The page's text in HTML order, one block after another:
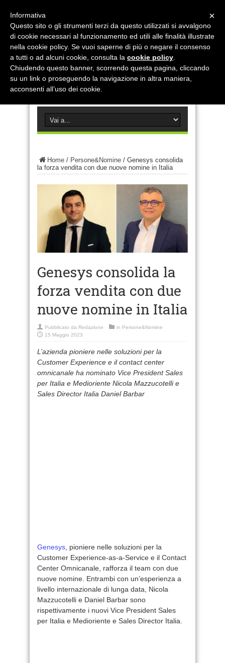
Home / Persone&Nomine / Genesys consolida
la forza vendita con due nuove nomine in Italia
Genesys consolida la
forza vendita con due
nuove nomine in Italia
Pubblicato da Redazione in Persone&Nomine
15 Maggio 2023
L’azienda pioniere nelle soluzioni per la
Customer Experience e il contact center
omnicanale ha nominato Vice President Sales
per Italia e Medioriente Nicola Mazzucotelli e
Sales Director Italia Daniel Barbar
Genesys , pioniere nelle soluzioni per la
Customer Experience-as-a-Service e il Contact
Center Omnicanale, rafforza il team con due
nuove nomine. Entrambi con un’esperienza a
livello internazionale di lunga data, Nicola
Mazzucotelli e Daniel Barbar sono
rispettivamente i nuovi Vice President Sales
per Italia e Medioriente e Sales Director Italia.
×
Informativa
Questo sito o gli strumenti terzi da questo utilizzati si avvalgono
di cookie necessari al funzionamento ed utili alle finalità illustrate
nella cookie policy. Se vuoi saperne di più o negare il consenso
a tutti o ad alcuni cookie, consulta la cookie policy
Chiudendo questo banner, scorrendo questa pagina, cliccando
su un link o proseguendo la navigazione in altra maniera,
acconsenti all’uso dei cookie.